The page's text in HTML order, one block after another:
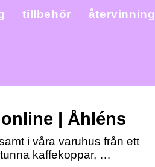
tillbehör återvinning
| Åhléns
i våra varuhus från ett
kaffekoppar, …